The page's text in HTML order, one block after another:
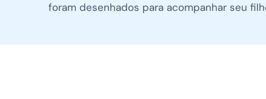
foram desenhados para acompanhar seu